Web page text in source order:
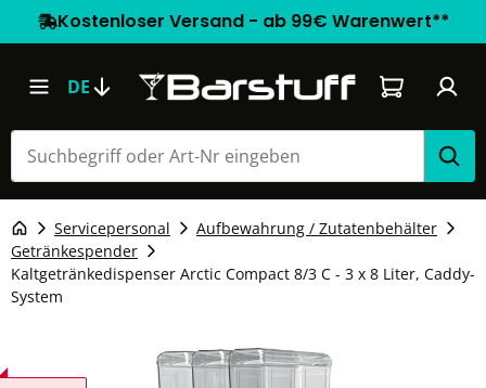
Kostenloser Versand - ab 99€ Warenwert**
DE Warenkorb
Servicepersonal
Aufbewahrung / Zutatenbehälter
Getränkespender
Kaltgetränkedispenser Arctic Compact 8/3 C - 3 x 8 Liter, Caddy-
System